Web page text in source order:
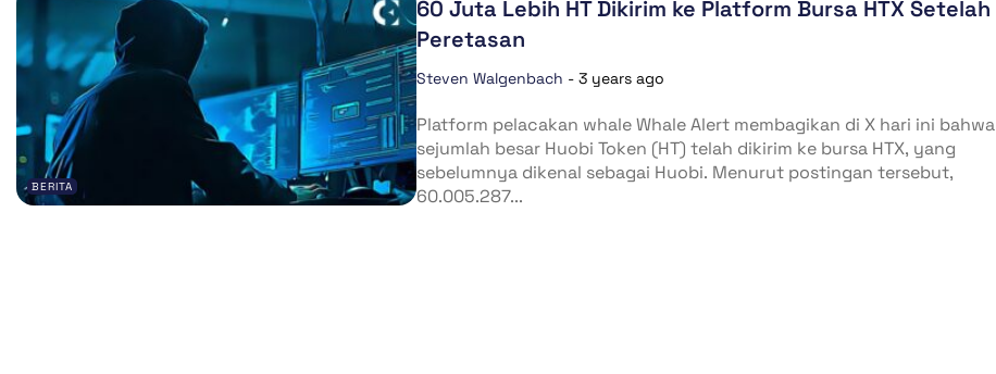
BERITA
60 Juta Lebih HT Dikirim ke Platform Bursa HTX Setelah
Peretasan
Steven Walgenbach - 3 years ago
Platform pelacakan whale Whale Alert membagikan di X hari ini bahwa
sejumlah besar Huobi Token (HT) telah dikirim ke bursa HTX, yang
sebelumnya dikenal sebagai Huobi. Menurut postingan tersebut,
60.005.287...